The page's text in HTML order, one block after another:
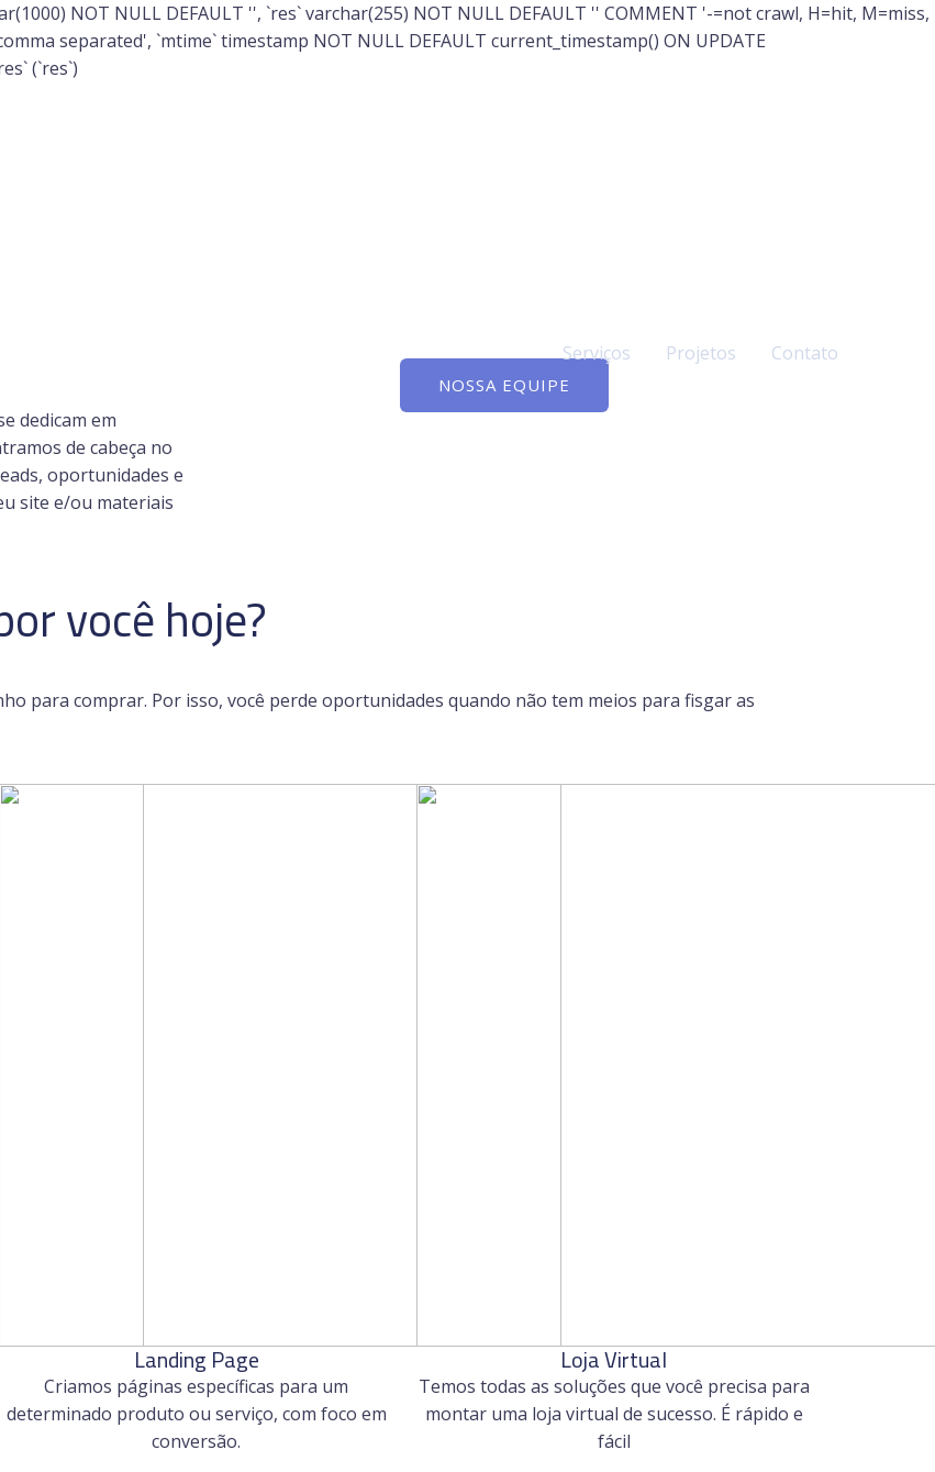
NOT NULL DEFAULT '', `res` varchar(255) NOT NULL DEFAULT '' COMMENT '-=not crawl, H=hit, M=miss,
separated', `mtime` timestamp NOT NULL DEFAULT current_timestamp() ON UPDATE
(`res`)
Ir
para
Serviços Projetos Contato
dedicam em
de cabeça no
oportunidades e
site e/ou materiais
NOSSA EQUIPE
você hoje?
para comprar. Por isso, você perde oportunidades quando não tem meios para fisgar as
Landing Page
Criamos páginas específicas para um
determinado produto ou serviço, com foco em
conversão.
Loja Virtual
Temos todas as soluções que você precisa para
montar uma loja virtual de sucesso. É rápido e
fácil